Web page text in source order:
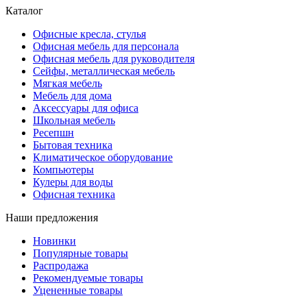
Каталог
Офисные кресла, стулья
Офисная мебель для персонала
Офисная мебель для руководителя
Сейфы, металлическая мебель
Мягкая мебель
Мебель для дома
Аксессуары для офиса
Школьная мебель
Ресепшн
Бытовая техника
Климатическое оборудование
Компьютеры
Кулеры для воды
Офисная техника
Наши предложения
Новинки
Популярные товары
Распродажа
Рекомендуемые товары
Уцененные товары